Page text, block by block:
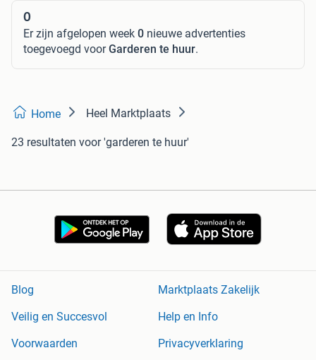
0
Er zijn afgelopen week 0 nieuwe advertenties
toegevoegd voorGarderen te huur.
Home Heel Marktplaats
23 resultaten voor 'garderen te huur'
Blog
Marktplaats Zakelijk
Veilig en Succesvol
Help en Info
Voorwaarden
Privacyverklaring